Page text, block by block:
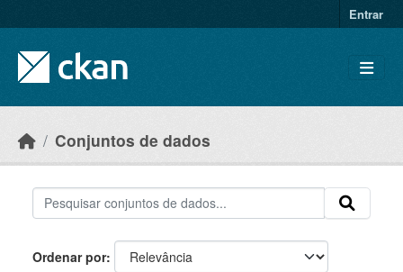
Entrar
Conjuntos de dados
Ordenar por